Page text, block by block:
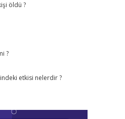
öldü ?
?
etkisi nelerdir ?